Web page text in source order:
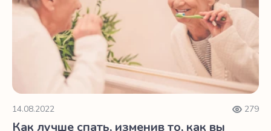
14.08.2022 279
Как лучше спать, изменив то, как вы